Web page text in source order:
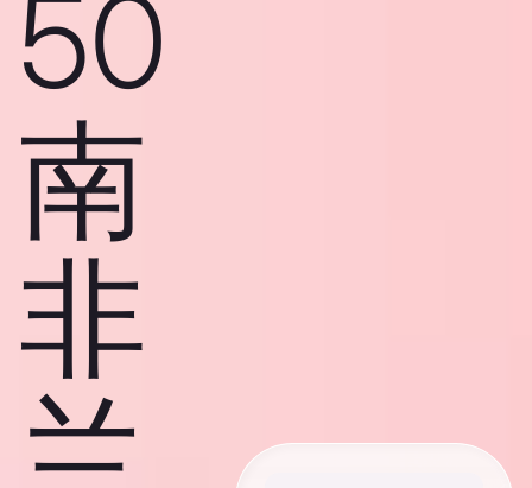
50
南
非
兰